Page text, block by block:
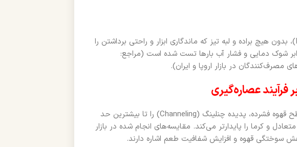
برش دقیق لیزری، سطح پرداخت شده (Polished)، بدون هیچ براده و لبه تیز که ماندگاری ابزار و راحتی برداشتن را
شوک دمایی و فشار آب بارها تست شده است (مراجع:
در بازار اروپا و ایران).
عصاره‌گیری
پاک اسکرین لواک با توزیع یکنواخت آب روی سطح قهوه فشرده، پدیده چنلینگ (Channeling) را تا بیشترین حد
و کرما را پایدارتر می‌کند. مقایسه‌های انجام شده در بازار